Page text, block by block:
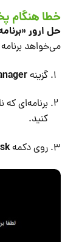
خطا هنگام
حل ارور
می‌خواهد
گزینه
برنامه‌ای که
کنید.
روی دکمه